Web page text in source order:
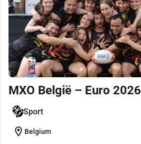
MXO België – Euro 2026
Sport
location_on Belgium